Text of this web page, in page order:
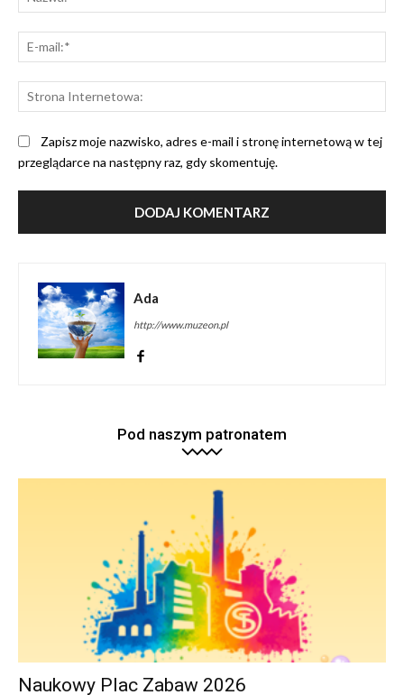
Zapisz moje nazwisko, adres e-mail i stronę internetową w tej
przeglądarce na następny raz, gdy skomentuję.
Ada
http://www.muzeon.pl
Pod naszym patronatem
Naukowy Plac Zabaw 2026